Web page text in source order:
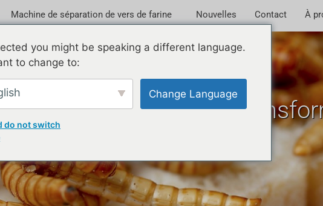
Machine de séparation de vers de farine Nouvelles Contact À
de farine jaunes au
protéine japonais
you might be speaking a different language.
to change to:
Change Language
do not switch